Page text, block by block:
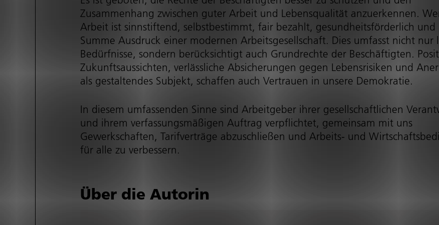
Zusammenhang zwischen guter Arbeit und Lebensqualität anzuerkennen.
Arbeit ist sinnstiftend, selbstbestimmt, fair bezahlt, gesund­heits­för­der­lich und
Summe Ausdruck einer modernen Arbeits­ge­sell­schaft. Dies umfasst nicht nur
Bedürfnisse, sondern berücksichtigt auch Grundrechte der Beschäftigten.
Zukunfts­aus­sichten, verlässliche Absicherungen gegen Lebensrisiken und
als gestaltendes Subjekt, schaffen auch Vertrauen in unsere Demokratie.
In diesem umfassenden Sinne sind Arbeitgeber ihrer gesell­schaft­li­chen
und ihrem verfas­sungs­mä­ßigen Auftrag verpflichtet, gemeinsam mit uns
Gewerkschaften, Tarifverträge abzuschließen und Arbeits- und
für alle zu verbessern.
Über die Autorin